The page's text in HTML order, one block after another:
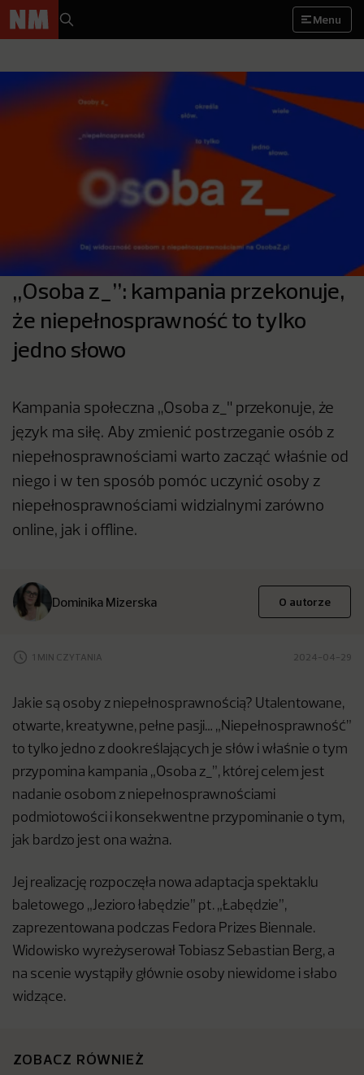
Menu
„Osoba z_”: kampania przekonuje,
że niepełnosprawność to tylko
jedno słowo
Kampania społeczna „Osoba z_" przekonuje, że
język ma siłę. Aby zmienić postrzeganie osób z
niepełnosprawnościami warto zacząć właśnie od
niego i w ten sposób pomóc uczynić osoby z
niepełnosprawnościami widzialnymi zarówno
online, jak i offline.
Dominika Mizerska O autorze
1 MIN CZYTANIA 2024-04-29
Jakie są osoby z niepełnosprawnością? Utalentowane,
otwarte, kreatywne, pełne pasji… „Niepełnosprawność”
to tylko jedno z dookreślających je słów i właśnie o tym
przypomina kampania „Osoba z_”, której celem jest
nadanie osobom z niepełnosprawnościami
podmiotowości i konsekwentne przypominanie o tym,
jak bardzo jest ona ważna.
Jej realizację rozpoczęła nowa adaptacja spektaklu
baletowego „Jezioro łabędzie” pt. „Łabędzie”,
zaprezentowana podczas Fedora Prizes Biennale.
Widowisko wyreżyserował Tobiasz Sebastian Berg, a
na scenie wystąpiły głównie osoby niewidome i słabo
widzące.
ZOBACZ RÓWNIEŻ